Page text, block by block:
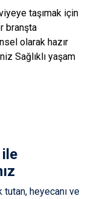
taşımak için
branşta
olarak hazır
Sağlıklı yaşam
ile
tutan, heyecanı ve